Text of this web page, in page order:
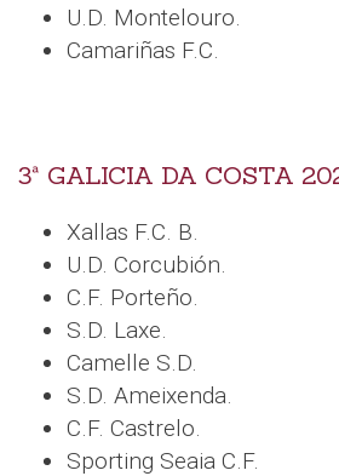
U.D. Montelouro.
Camariñas F.C.
3ª GALICIA DA COSTA
Xallas F.C. B.
U.D. Corcubión.
C.F. Porteño.
S.D. Laxe.
Camelle S.D.
S.D. Ameixenda.
C.F. Castrelo.
Sporting Seaia C.F.